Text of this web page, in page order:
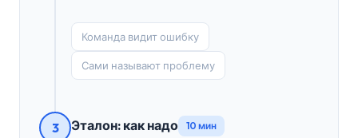
Команда видит ошибку
Сами называют проблему
3 Эталон: как надо 10 мин